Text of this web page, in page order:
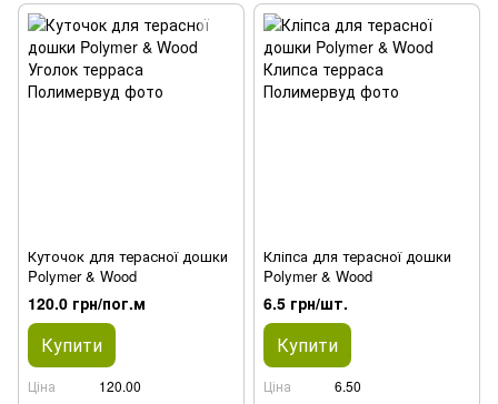
Куточок для терасної дошки
Polymer & Wood
120.0 грн/пог.м
Купити
Ціна
120.00
Кліпса для терасної дошки
Polymer & Wood
6.5 грн/шт.
Купити
Ціна
6.50